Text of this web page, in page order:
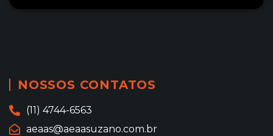
NOSSOS CONTATOS
(11) 4744-6563
aeaas@aeaasuzano.com.br